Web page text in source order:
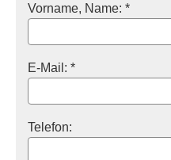
Vorname, Name: *
E-Mail: *
Telefon: